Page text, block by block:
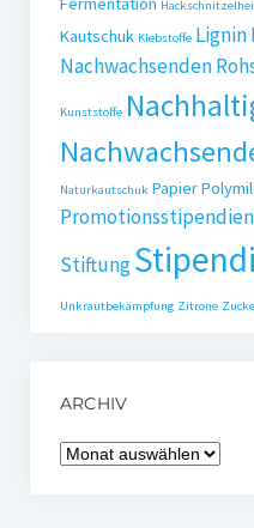
Kautschuk Klebstoffe Lignin
Nachwachsenden
Kunststoffe
Naturkautschuk Papier
Promotionsstipendien
Stiftung
Unkrautbekämpfung Zitrone
ARCHIV
Archiv